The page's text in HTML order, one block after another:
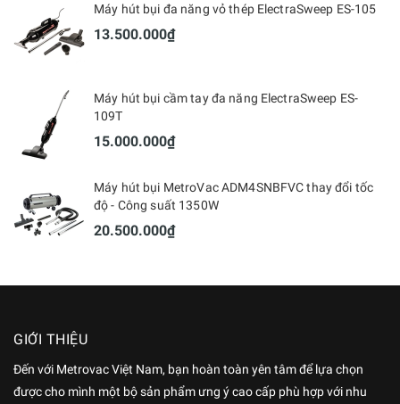
Máy hút bụi đa năng vỏ thép ElectraSweep ES-105
13.500.000₫
Máy hút bụi cầm tay đa năng ElectraSweep ES-
109T
15.000.000₫
Máy hút bụi MetroVac ADM4SNBFVC thay đổi tốc
độ - Công suất 1350W
20.500.000₫
GIỚI THIỆU
Đến với Metrovac Việt Nam, bạn hoàn toàn yên tâm để lựa chọn
được cho mình một bộ sản phẩm ưng ý cao cấp phù hợp với nhu